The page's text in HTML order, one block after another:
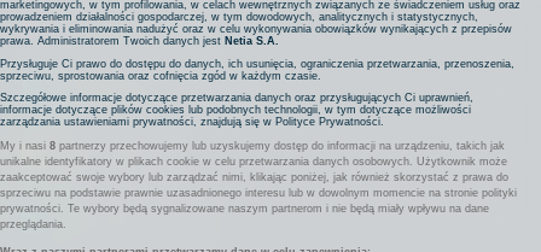
Bezpieczeństwo
Rozwiązania sieciowe
Komunikacja
Pozostałe usługi
My i nasi 8 partnerzy przechowujemy lub uzyskujemy dostęp do informacji na urządzeniu, takich jak
unikalne identyfikatory w plikach cookie w celu przetwarzania danych osobowych. Użytkownik może
zaakceptować swoje wybory lub zarządzać nimi, klikając poniżej, jak również skorzystać z prawa do
sprzeciwu na podstawie prawnie uzasadnionego interesu lub w dowolnym momencie na stronie polityki
prywatności. Te wybory będą sygnalizowane naszym partnerom i nie będą miały wpływu na dane
przeglądania.
marketingowych, w tym profilowania, w celach wewnętrznych związanych ze świadczeniem usług oraz
prowadzeniem działalności gospodarczej, w tym dowodowych, analitycznych i statystycznych,
wykrywania i eliminowania nadużyć oraz w celu wykonywania obowiązków wynikających z przepisów
prawa. Administratorem Twoich danych jest Netia S.A.
Przysługuje Ci prawo do dostępu do danych, ich usunięcia, ograniczenia przetwarzania, przenoszenia,
sprzeciwu, sprostowania oraz cofnięcia zgód w każdym czasie.
Szczegółowe informacje dotyczące przetwarzania danych oraz przysługujących Ci uprawnień,
informacje dotyczące plików cookies lub podobnych technologii, w tym dotyczące możliwości
zarządzania ustawieniami prywatności, znajdują się w Polityce Prywatności.